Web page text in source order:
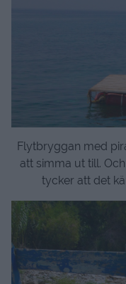
Flytbryggan med
att simma ut till.
tycker att det